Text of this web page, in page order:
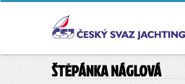
ŠTĚPÁNKA NÁGLOVÁ